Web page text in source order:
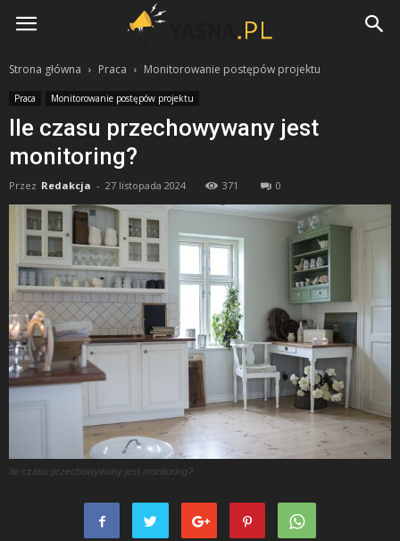
Yasna.pl
Strona główna Praca Monitorowanie postępów projektu
Praca Monitorowanie postępów projektu
Ile czasu przechowywany jest
monitoring?
Przez Redakcja - 27 listopada 2024 371 0
Ile czasu przechowywany jest monitoring?